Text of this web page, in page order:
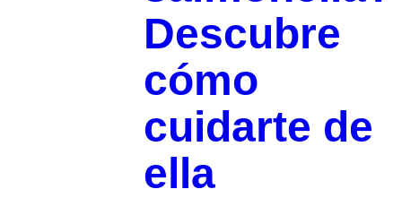
Descubre
cómo
cuidarte de
ella